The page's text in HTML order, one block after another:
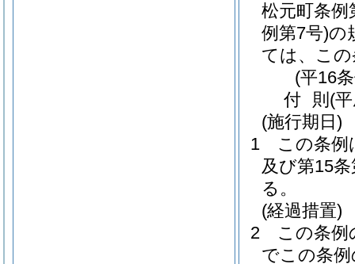
松元町条例
例第7号)の
ては、こ
(平16
付 則 (
(施行期日)
1
この条例
及び第15
る。
(経過措置)
2
この条例
でこの条